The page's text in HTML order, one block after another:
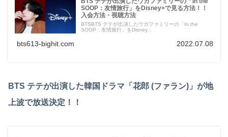
SOOP：友情旅行」をDisney+で見る方法！！
入会方法・視聴方法
BTSBTS テテが出演したウガファミリーの「In the
SOOP：友情旅行」をDisney...
bts613-bighit.com 2022.07.08
BTS テテが出演した韓国ドラマ「花郎 (ファラン)」が地
上波で放送決定！！